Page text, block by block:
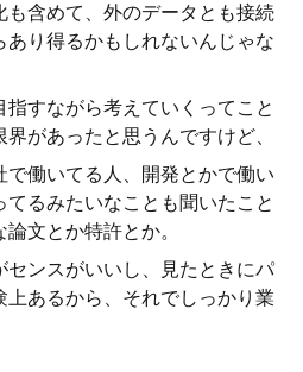
も含めて、外のデータとも接続
あり得るかもしれないんじゃな
すながら考えていくってこと
があったと思うんですけど、
働いてる人、開発とかで働い
るみたいなことも聞いたこと
文とか特許とか。
センスがいいし、見たときにパ
上あるから、それでしっかり業